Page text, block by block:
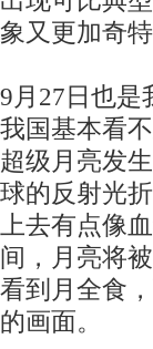
象又更加奇特
9月27日也是
我国基本看
超级月亮发
球的反射光
上去有点像
间，月亮将
看到月全食
的画面。